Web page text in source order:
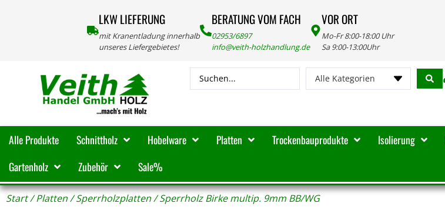
LKW LIEFERUNG
mit Kranentladung innerhalb
unseres Liefergebietes!
BERATUNG VOM FACH
02953/6897
info@veith-holzhandlung.de
VOR ORT
Mo-Fr 8:00-18:00 Uhr
Sa 9:00-13:00Uhr
Alle Kategorien
Alle Produkte Schnittholz Hobelware Platten Trockenbauprodukte Isolierung
Gartenholz
Zubehör Sale%
Start/Platten/Sperrholzplatten/ Sperrholz Birke multip. 9mm BB/WG